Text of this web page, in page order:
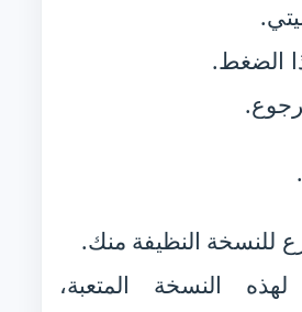
الضغط.
للنسخة النظيفة منك.
النسخة المتعبة،